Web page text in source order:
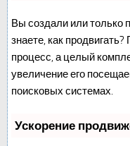
Вы создали или только
знаете, как
процесс, а целый
увеличение его
поисковых системах.
Ускорение